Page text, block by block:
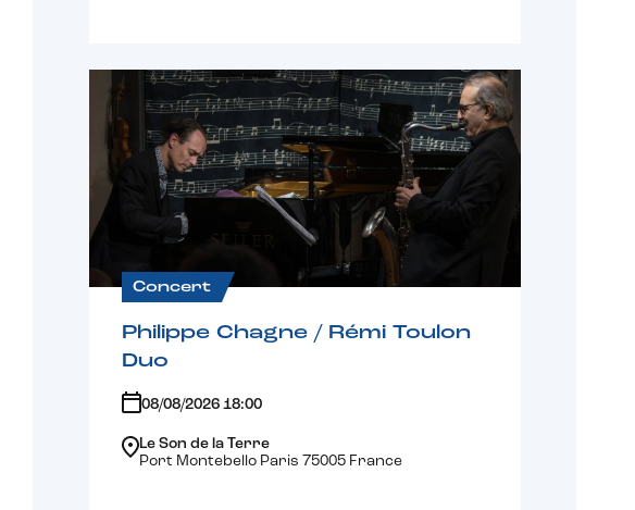
Concert
Philippe Chagne / Rémi Toulon
Duo
08/08/2026 18:00
Le Son de la Terre
Port Montebello Paris 75005 France